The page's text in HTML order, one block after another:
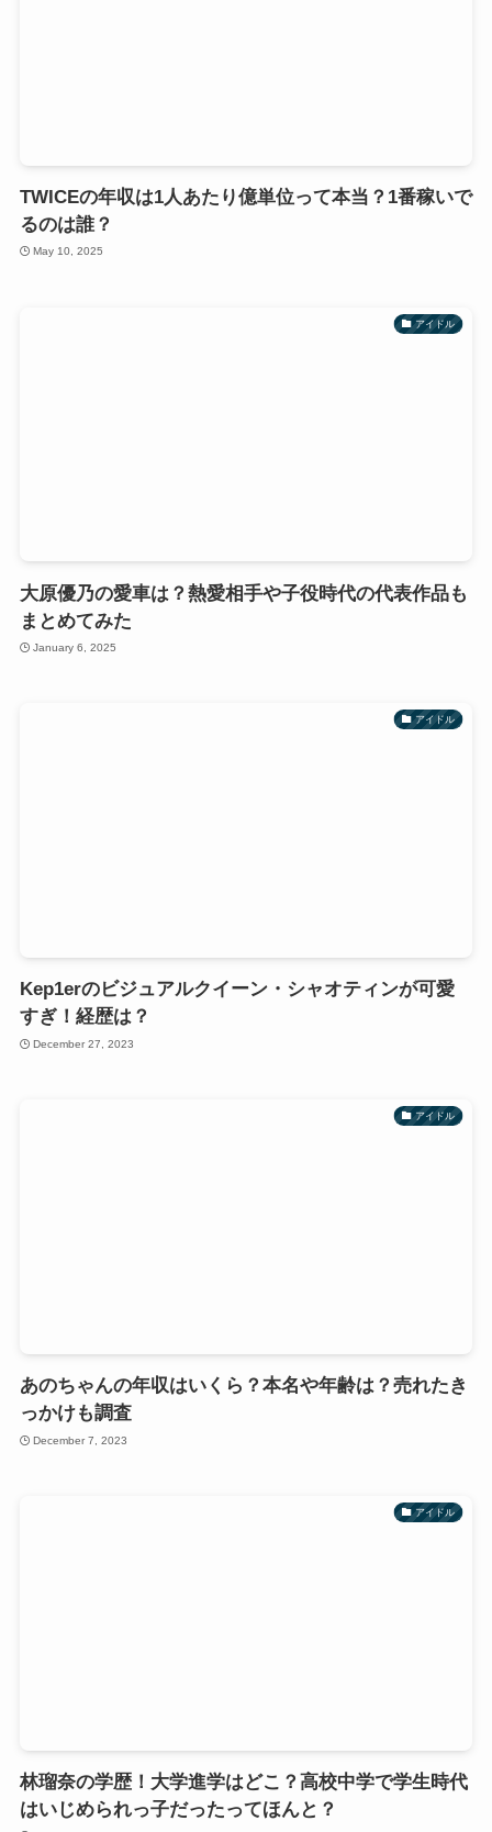
TWICEの年収は1人あたり億単位って本当？1番稼いで
るのは誰？
May 10, 2025
アイドル
大原優乃の愛車は？熱愛相手や子役時代の代表作品も
まとめてみた
January 6, 2025
アイドル
Kep1erのビジュアルクイーン・シャオティンが可愛
すぎ！経歴は？
December 27, 2023
アイドル
あのちゃんの年収はいくら？本名や年齢は？売れたき
っかけも調査
December 7, 2023
アイドル
林瑠奈の学歴！大学進学はどこ？高校中学で学生時代
はいじめられっ子だったってほんと？